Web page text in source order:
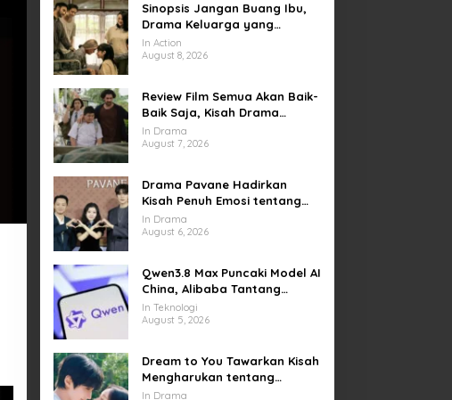
Sinopsis Jangan Buang Ibu,
Drama Keluarga yang
Menyentuh tentang Kasih
Sayang dan Bakti kepada
In Action
August 8, 2026
Review Film Semua Akan Baik-
Baik Saja, Kisah Drama
Keluarga yang Sarat Makna
tentang Kehilangan dan
In Drama
August 7, 2026
Drama Pavane Hadirkan
Kisah Penuh Emosi tentang
Cinta, Penyesalan, dan
Kesempatan Memulai Kembali
In Drama
August 6, 2026
Qwen3.8 Max Puncaki Model AI
China, Alibaba Tantang
Pemain Global
In Teknologi
August 5, 2026
Dream to You Tawarkan Kisah
Mengharukan tentang
Perjuangan Meraih Mimpi
In Drama